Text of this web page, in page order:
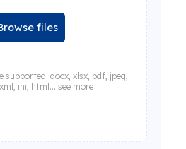
files
supported: docx, xlsx, pdf, jpeg,
ini, html... see more